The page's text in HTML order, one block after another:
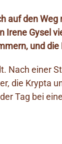
auf den Weg
Irene Gysel
und
Nach einer
die Krypta
Tag bei